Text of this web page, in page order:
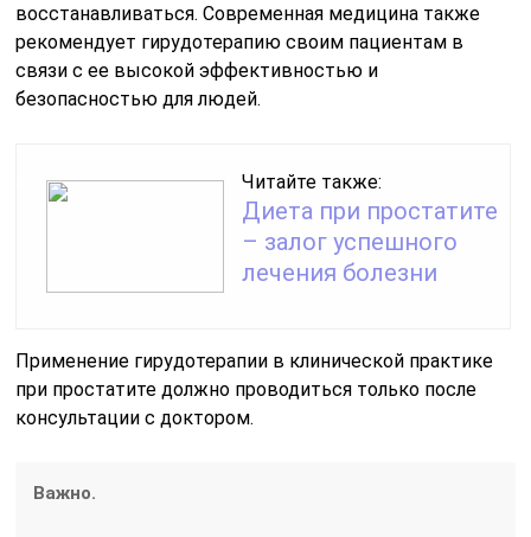
восстанавливаться. Современная медицина также
рекомендует гирудотерапию своим пациентам в
связи с ее высокой эффективностью и
безопасностью для людей.
Читайте также:
Диета при простатите
– залог успешного
лечения болезни
Применение гирудотерапии в клинической практике
при простатите должно проводиться только после
консультации с доктором.
Важно.